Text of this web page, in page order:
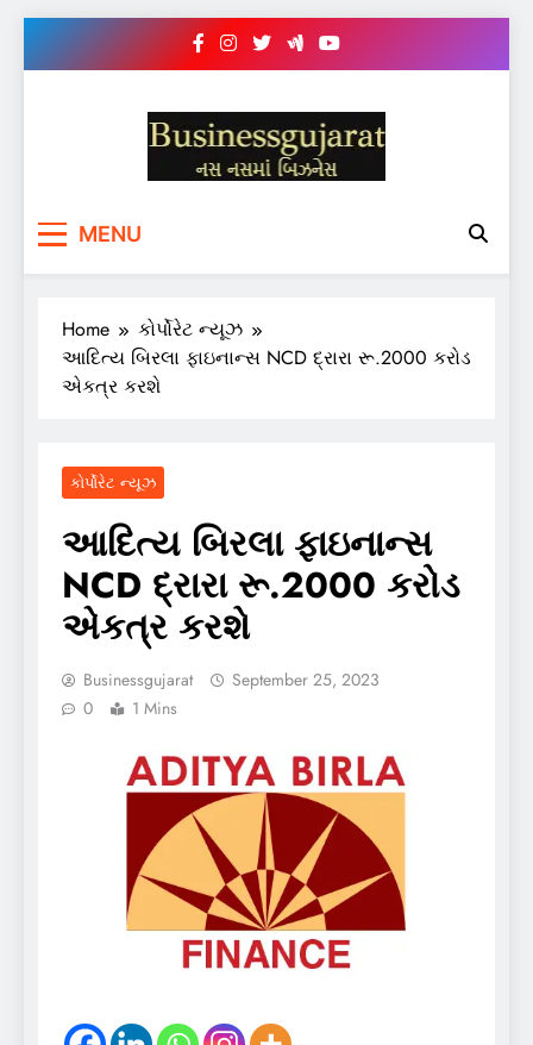
BUSINESS GUJARAT
MENU
Home
કોર્પોરેટ ન્યૂઝ
આદિત્ય બિરલા ફાઇનાન્સ NCD દ્રારા રૂ.2000 કરોડ
એકત્ર કરશે
કોર્પોરેટ ન્યૂઝ
આદિત્ય બિરલા ફાઇનાન્સ
NCD દ્રારા રૂ.2000 કરોડ
એકત્ર કરશે
Businessgujarat
September 25, 2023
0
1 Mins